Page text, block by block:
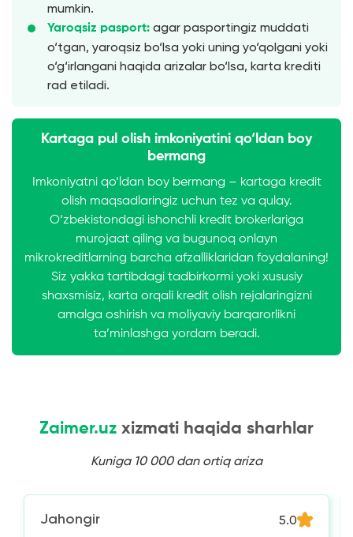
mumkin.
Yaroqsiz pasport: agar pasportingiz muddati
o‘tgan, yaroqsiz bo‘lsa yoki uning yo‘qolgani yoki
o‘g‘irlangani haqida arizalar bo‘lsa, karta krediti
rad etiladi.
Kartaga pul olish imkoniyatini qo‘ldan boy
bermang
Imkoniyatni qo‘ldan boy bermang – kartaga kredit
olish maqsadlaringiz uchun tez va qulay.
O‘zbekistondagi ishonchli kredit brokerlariga
murojaat qiling va bugunoq onlayn
mikrokreditlarning barcha afzalliklaridan foydalaning!
Siz yakka tartibdagi tadbirkormi yoki xususiy
shaxsmisiz, karta orqali kredit olish rejalaringizni
amalga oshirish va moliyaviy barqarorlikni
ta’minlashga yordam beradi.
Zaimer.uz xizmati haqida sharhlar
Kuniga 10 000 dan ortiq ariza
Jahongir 5.0